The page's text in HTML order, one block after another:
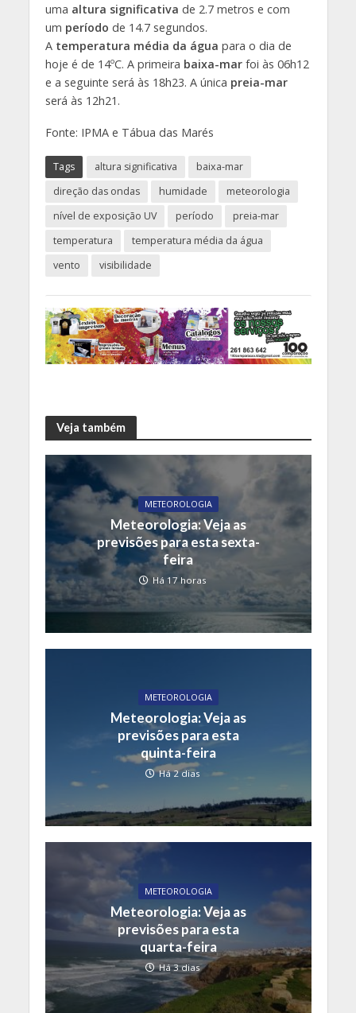
uma altura significativa de 2.7 metros e com
um período de 14.7 segundos.
A temperatura média da água para o dia de
hoje é de 14ºC. A primeira baixa-marfoi às 06h12
e a seguinte será às 18h23. A única preia-mar
será às 12h21.
Fonte: IPMA e Tábua das Marés
Tags altura significativa
baixa-mar
direção das ondas
humidade
meteorologia
nível de exposição UV
período
preia-mar
temperatura
temperatura média da água
vento
visibilidade
Veja também
METEOROLOGIA
Meteorologia: Veja as
previsões para esta sexta-
feira
Há 17 horas
METEOROLOGIA
Meteorologia: Veja as
previsões para esta
quinta-feira
Há 2 dias
METEOROLOGIA
Meteorologia: Veja as
previsões para esta
quarta-feira
Há 3 dias